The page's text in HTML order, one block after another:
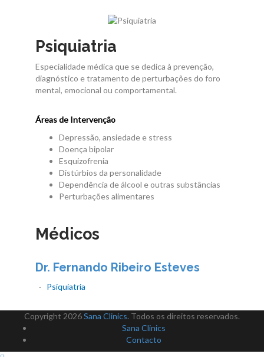
Psiquiatria
Especialidade médica que se dedica à prevenção,
diagnóstico e tratamento de perturbações do foro
mental, emocional ou comportamental.
Áreas de Intervenção
Depressão, ansiedade e stress
Doença bipolar
Esquizofrenia
Distúrbios da personalidade
Dependência de álcool e outras substâncias
Perturbações alimentares
Médicos
Dr. Fernando Ribeiro Esteves
· Psiquiatria
Copyright 2026Sana Clinics. Todos os direitos reservados.
Sana Clinics
Contacto